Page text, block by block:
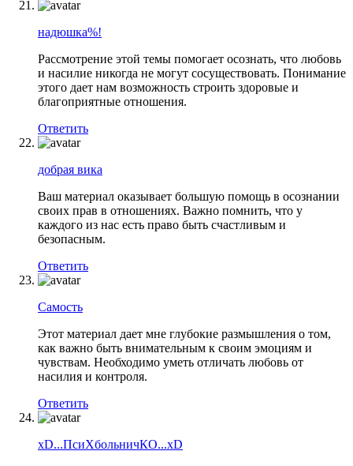
надюшка%!
Рассмотрение этой темы помогает осознать, что любовь
и насилие никогда не могут сосуществовать. Понимание
этого дает нам возможность строить здоровые и
благоприятные отношения.
Ответить
добрая вика
Ваш материал оказывает большую помощь в осознании
своих прав в отношениях. Важно помнить, что у
каждого из нас есть право быть счастливым и
безопасным.
Ответить
Самость
Этот материал дает мне глубокие размышления о том,
как важно быть внимательным к своим эмоциям и
чувствам. Необходимо уметь отличать любовь от
насилия и контроля.
Ответить
xD...ПсиХбольничКО...xD